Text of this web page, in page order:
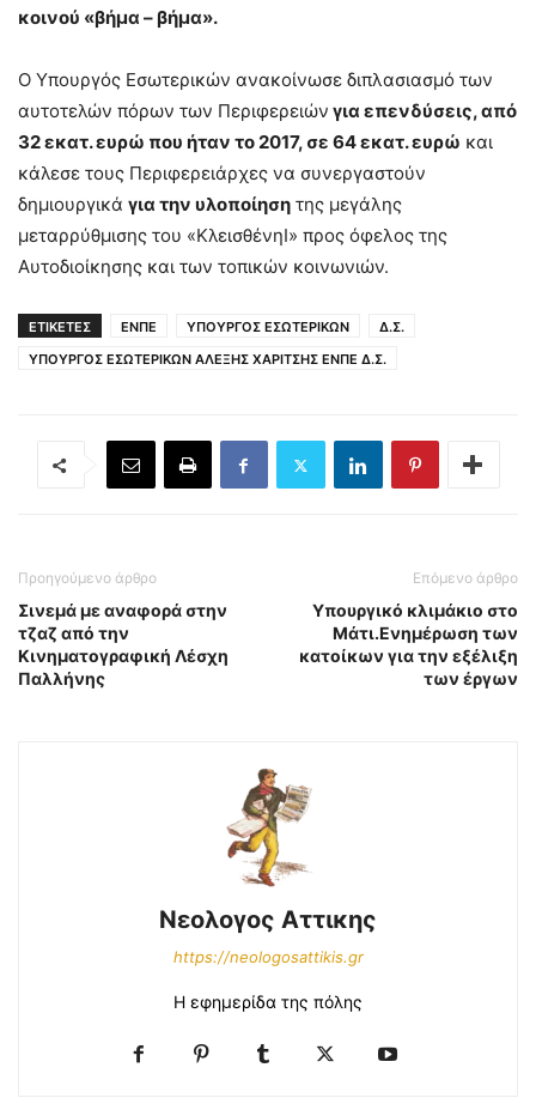
κοινού «βήμα – βήμα».
Ο Υπουργός Εσωτερικών ανακοίνωσε διπλασιασμό των
αυτοτελών πόρων των Περιφερειών για επενδύσεις, από
32 εκατ. ευρώ που ήταν το 2017, σε 64 εκατ. ευρώ και
κάλεσε τους Περιφερειάρχες να συνεργαστούν
δημιουργικά για την υλοποίηση της μεγάλης
μεταρρύθμισης του «ΚλεισθένηΙ» προς όφελος της
Αυτοδιοίκησης και των τοπικών κοινωνιών.
ΕΤΙΚΕΤΕΣ ΕΝΠΕ ΥΠΟΥΡΓΟΣ ΕΣΩΤΕΡΙΚΩΝ
Δ.Σ.
ΥΠΟΥΡΓΟΣ ΕΣΩΤΕΡΙΚΩΝ ΑΛΕΞΗΣ ΧΑΡΙΤΣΗΣ ΕΝΠΕ Δ.Σ.
Προηγούμενο άρθρο
Σινεμά με αναφορά στην
τζαζ από την
Κινηματογραφική Λέσχη
Παλλήνης
Επόμενο άρθρο
Υπουργικό κλιμάκιο στο
Μάτι.Eνημέρωση των
κατοίκων για την εξέλιξη
των έργων
Νεολογος Αττικης
https://neologosattikis.gr
Η εφημερίδα της πόλης